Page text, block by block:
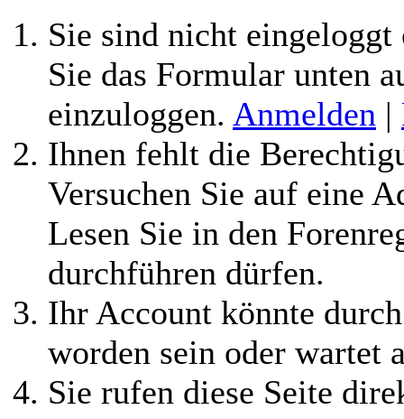
Sie sind nicht
Sie das Formular unten
einzuloggen. Anmelden |
Ihnen fehlt die
Versuchen Sie auf eine
Lesen Sie in den
durchführen dürfen.
Ihr Account könnte
worden sein oder wartet
Sie rufen diese Seite